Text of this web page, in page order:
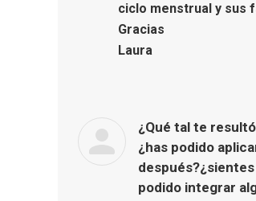
ciclo menstrual y sus
Gracias
Laura
¿Qué tal te
¿has podido
podido integrar